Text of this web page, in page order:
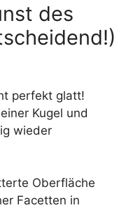
des
perfekt glatt!
Kugel und
wieder
Oberfläche
Facetten in